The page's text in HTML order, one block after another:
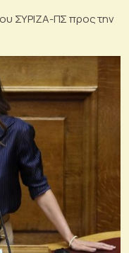
ΣΥΡΙΖΑ-ΠΣ προς την